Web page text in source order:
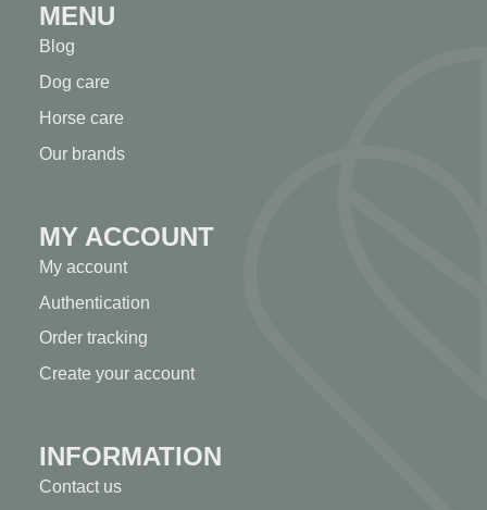
MENU
Blog
Dog care
Horse care
Our brands
MY ACCOUNT
My account
Authentication
Order tracking
Create your account
INFORMATION
Contact us